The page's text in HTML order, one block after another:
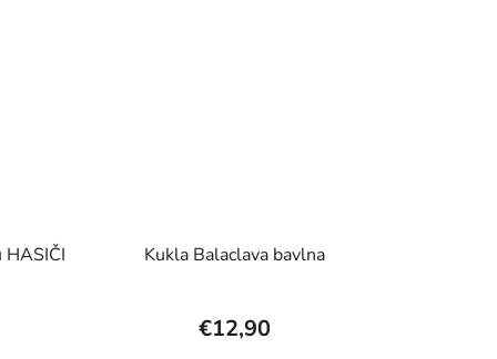
HASIČI
Kukla Balaclava bavlna
€12,90